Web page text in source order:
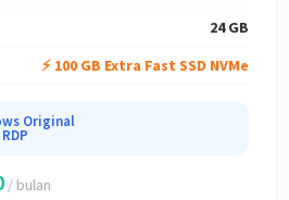
24 GB
⚡ 100 GB Extra Fast SSD NVMe
Original
/ bulan